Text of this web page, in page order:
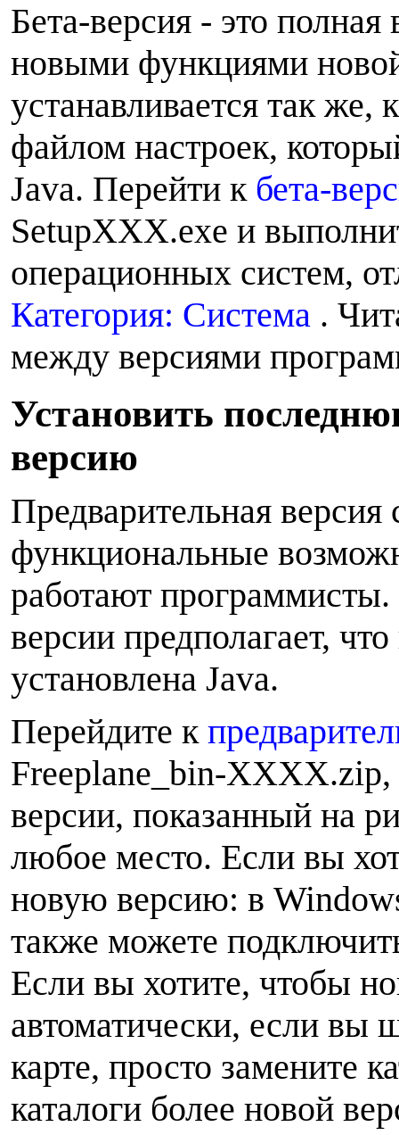
Бета-версия - это
новыми функциями
устанавливается так же,
файлом настроек,
Java. Перейти к бета-
SetupXXX.exe и
операционных систем,
Категория: Система .
между версиями
Установить
версию
Предварительная
функциональные
работают программисты.
версии предполагает,
установлена ​​Java.
Перейдите к
Freeplane_bin-
версии, показанный на
любое место. Если вы
новую версию: в
также можете
Если вы хотите, чтобы
автоматически, если
карте, просто замените
каталоги более новой